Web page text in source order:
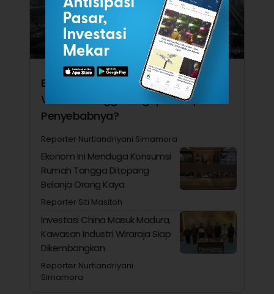
Ekonomi RI Kalah Kencang dari
Vietnam hingga Singapura, Apa
Penyebabnya?
Reporter Nurtiandriyani Simamora
Ekonom Ini Menduga Konsumsi
Rumah Tangga Ditopang
Belanja Orang Kaya
Reporter Siti Masitoh
Investasi China Masuk Madura,
Kawasan Industri Wiraraja Siap
Dikembangkan
Reporter Nurtiandriyani
Simamora